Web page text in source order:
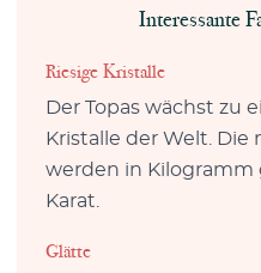
Interessante
Riesige Kristalle
Der Topas wächst zu
Kristalle der Welt.
werden in
Karat.
Glätte